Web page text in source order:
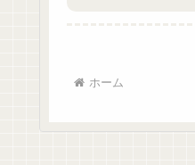
ホーム